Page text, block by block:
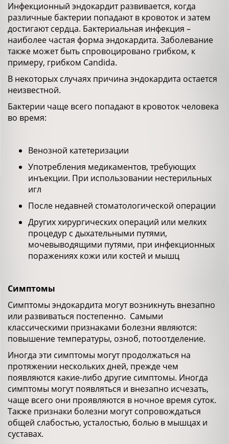
Инфекционный эндокардит развивается, когда
различные бактерии попадают в кровоток и затем
достигают сердца. Бактериальная инфекция –
наиболее частая форма эндокардита. Заболевание
также может быть спровоцировано грибком, к
примеру, грибком Candida.
В некоторых случаях причина эндокардита остается
неизвестной.
Бактерии чаще всего попадают в кровоток человека
во время:
Венозной катетеризации
Употребления медикаментов, требующих
инъекции. При использовании нестерильных
игл
После недавней стоматологической операции
Других хирургических операций или мелких
процедур с дыхательными путями,
мочевыводящими путями, при инфекционных
поражениях кожи или костей и мышц
Симптомы
Симптомы эндокардита могут возникнуть внезапно
или развиваться постепенно. Самыми
классическими признаками болезни являются:
повышение температуры, озноб, потоотделение.
Иногда эти симптомы могут продолжаться на
протяжении нескольких дней, прежде чем
появляются какие-либо другие симптомы. Иногда
симптомы могут появляться и внезапно исчезать,
чаще всего они проявляются в ночное время суток.
Также признаки болезни могут сопровождаться
общей слабостью, усталостью, болью в мышцах и
суставах.